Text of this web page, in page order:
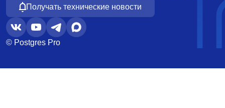
Получать технические новости
© Postgres Pro